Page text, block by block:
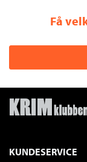
Få
KUNDESERVICE